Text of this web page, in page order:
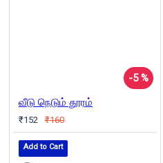
-5 %
வீடு நெடும் தூரம்
₹152 ₹160
Add to Cart